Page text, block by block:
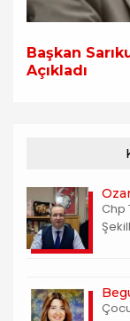
Başkan
Açıkladı
Chp